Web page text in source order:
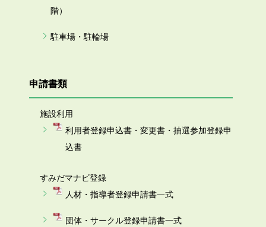
階）
駐車場・駐輪場
申請書類
施設利用
利用者登録申込書・変更書・抽選参加登録申
込書
すみだマナビ登録
人材・指導者登録申請書一式
団体・サークル登録申請書一式